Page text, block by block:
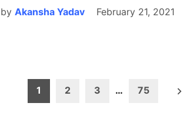
by Akansha Yadav February 21, 2021
1 2 3 … 75